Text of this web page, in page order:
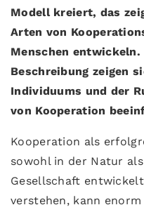
Modell kreiert, das
Arten von
Menschen
Beschreibung zeigen
Individuums und der
von Kooperation
Kooperation als
sowohl in der Natur
Gesellschaft
verstehen, kann